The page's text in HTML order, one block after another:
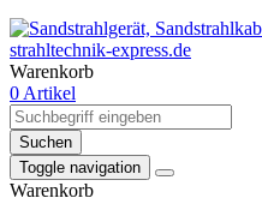
Warenkorb
0 Artikel
Suchen
Toggle navigation
Warenkorb